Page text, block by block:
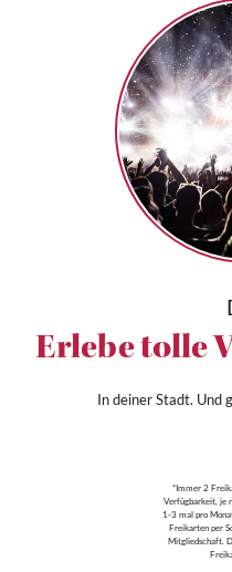
Erlebe tolle
In deiner Stadt. Und
*Immer 2
Verfügbarkeit, je
1-3 mal pro
Freikarten per
Mitgliedschaft.